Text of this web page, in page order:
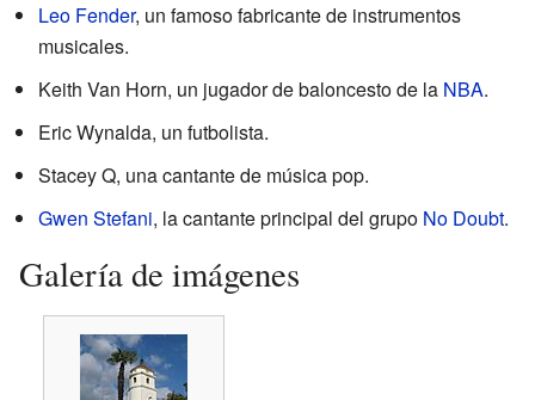
Leo Fender, un famoso fabricante de instrumentos
musicales.
Keith Van Horn, un jugador de baloncesto de la NBA.
Eric Wynalda, un futbolista.
Stacey Q, una cantante de música pop.
Gwen Stefani, la cantante principal del grupo No Doubt.
Galería de imágenes